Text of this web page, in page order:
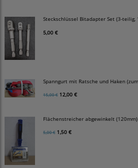
Steckschlüssel Bitadapter Set (3-
5,00 €
Spanngurt mit Ratsche und Haken
15,00 € 12,00 €
Flächenstreicher abgewinkelt (120mm)
5,00 € 1,50 €